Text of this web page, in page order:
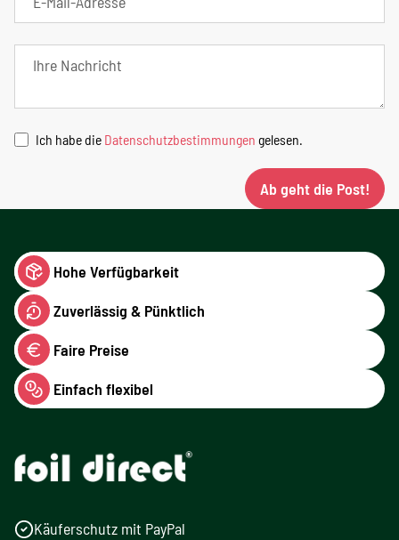
Ich habe die Datenschutzbestimmungen gelesen.
Ab geht die Post!
Hohe Verfügbarkeit
Zuverlässig & Pünktlich
Faire Preise
Einfach flexibel
Käuferschutz mit PayPal